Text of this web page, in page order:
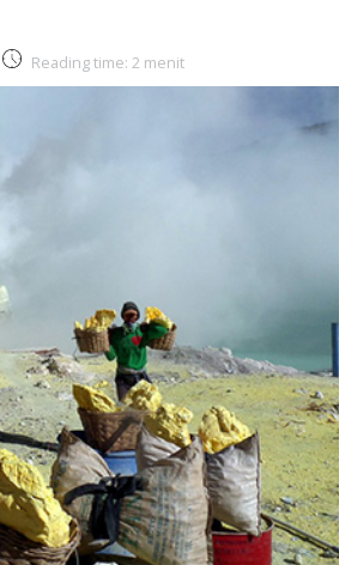
Reading time: 2 menit